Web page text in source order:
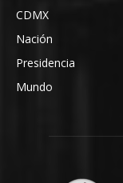
CDMX
Nación
Presidencia
Mundo